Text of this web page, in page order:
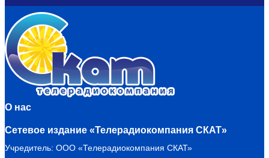
О нас
Сетевое издание «Телерадиокомпания СКАТ»
Учредитель: ООО «Телерадиокомпания СКАТ»